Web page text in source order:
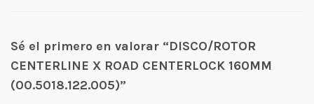
Sé el primero en valorar “DISCO/ROTOR
CENTERLINE X ROAD CENTERLOCK 160MM
(00.5018.122.005)”